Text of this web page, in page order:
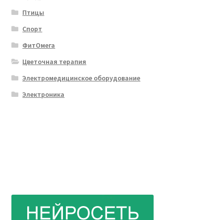
Птицы
Спорт
ФитОмега
Цветочная терапия
Электромедицинское оборудование
Электроника